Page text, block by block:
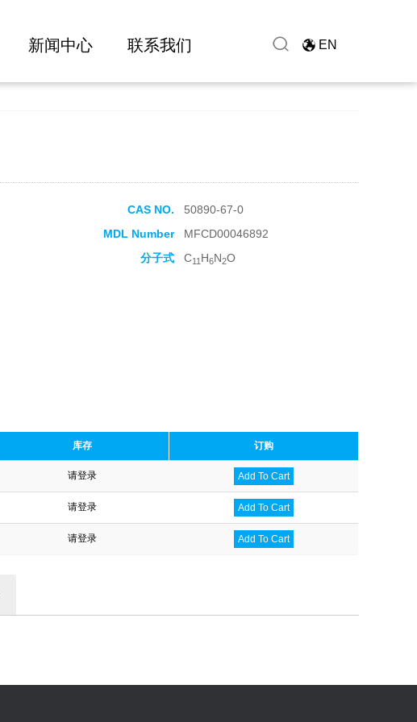
新闻中心 联系我们 EN
CAS NO.
50890-67-0
MDL Number
MFCD00046892
分子式 C11 H6N2O
库存 订购
请登录 Add To Cart
请登录 Add To Cart
请登录 Add To Cart